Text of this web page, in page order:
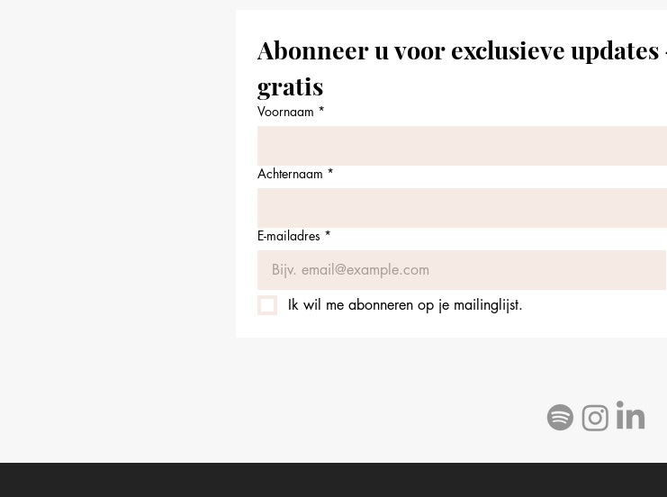
Abonneer u voor exclusieve
gratis
Voornaam *
Achternaam *
E-mailadres *
Ik wil me abonneren op je mailinglijst.